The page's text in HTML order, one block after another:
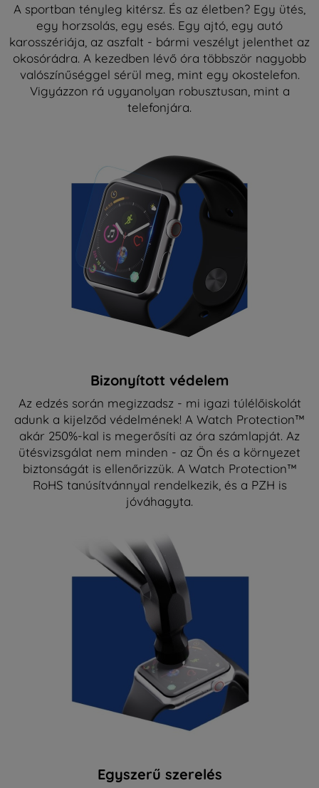
A sportban tényleg kitérsz. És az életben? Egy ütés,
egy horzsolás, egy esés. Egy ajtó, egy autó
karosszériája, az aszfalt - bármi veszélyt jelenthet az
okosórádra. A kezedben lévő óra többször nagyobb
valószínűséggel sérül meg, mint egy okostelefon.
Vigyázzon rá ugyanolyan robusztusan, mint a
telefonjára.
Bizonyított védelem
Az edzés során megizzadsz - mi igazi túlélőiskolát
adunk a kijelződ védelmének! A Watch Protection™
akár 250%-kal is megerősíti az óra számlapját. Az
ütésvizsgálat nem minden - az Ön és a környezet
biztonságát is ellenőrizzük. A Watch Protection™
RoHS tanúsítvánnyal rendelkezik, és a PZH is
jóváhagyta.
Egyszerű szerelés